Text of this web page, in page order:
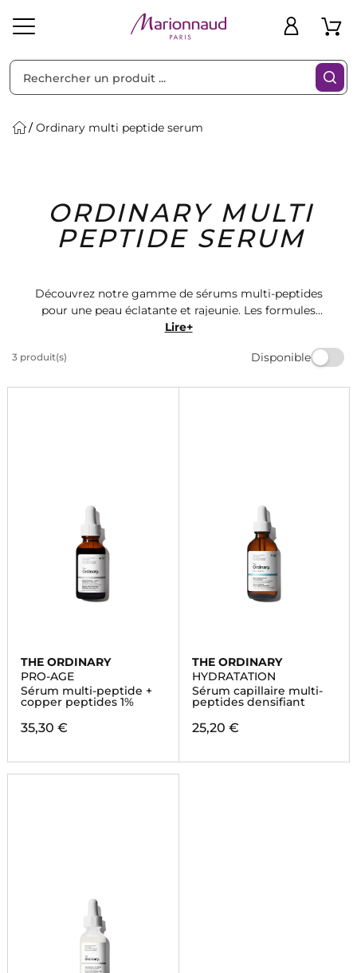
Solaire Homme Marques Idées
Cadeaux
Bons
Plans
Ordinary multi peptide serum
ORDINARY MULTI
PEPTIDE SERUM
Découvrez notre gamme de sérums multi-peptides
pour une peau éclatante et rajeunie. Les formules
avancées ciblent les signes de l'âge pour des résultats
Marionnaud. Trouvez le sérum parfait pour votre
Lire+
3 produit(s) Disponible
Filtres
THE ORDINARY
PRO-AGE
Sérum multi-peptide +
copper peptides 1%
35,30 €
THE ORDINARY
HYDRATATION
Sérum capillaire multi-
peptides densifiant
25,20 €